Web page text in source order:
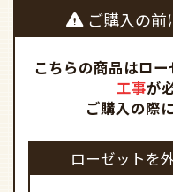
ご購入の
こちらの商品はロ
工事が
ご購入の際
ローゼットを